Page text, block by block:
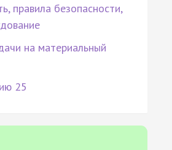
правила безопасности,
на материальный
25